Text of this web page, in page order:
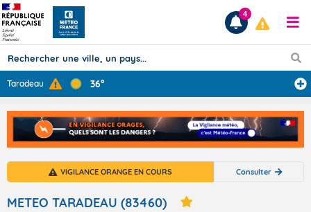
Prévisions
TOUS LES RÉSULTATS
Articles
4
Taradeau 36°
VIGILANCE ORANGE EN COURS Consulter
METEO TARADEAU (83460)